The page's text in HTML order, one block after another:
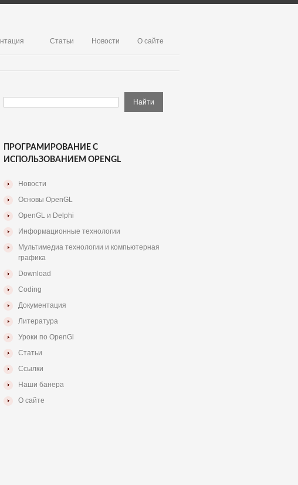
Статьи Новости О сайте
ПРОГРАМИРОВАНИЕ С
ИСПОЛЬЗОВАНИЕМ OPENGL
Новости
Основы OpenGL
OpenGL и Delphi
Информационные технологии
Мультимедиа технологии и компьютерная
графика
Download
Coding
Документация
Литература
Уроки по OpenGl
Статьи
Ссылки
Наши банера
О сайте